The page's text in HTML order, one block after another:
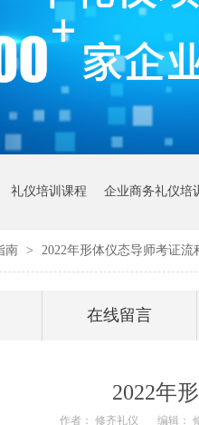
礼仪培训课程 企业商务礼仪培
南 > 2022年形体仪态导师考证流
在线留言
2022年
作者： 修齐礼仪 编辑：